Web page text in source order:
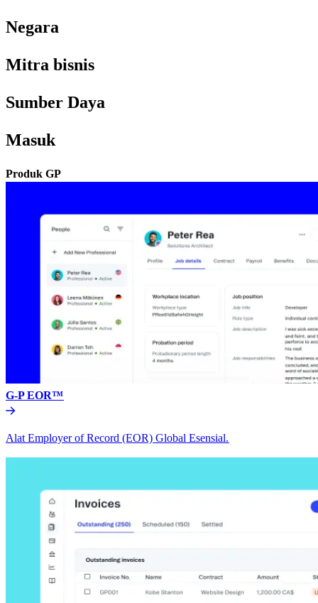
Negara​​
Mitra bisnis​​
Sumber Daya​​
Masuk​​
Produk GP​​
G-P EOR™​​
Alat Employer of Record (EOR) Global Esensial.​​